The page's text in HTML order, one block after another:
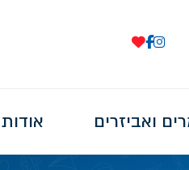
ואביזרים